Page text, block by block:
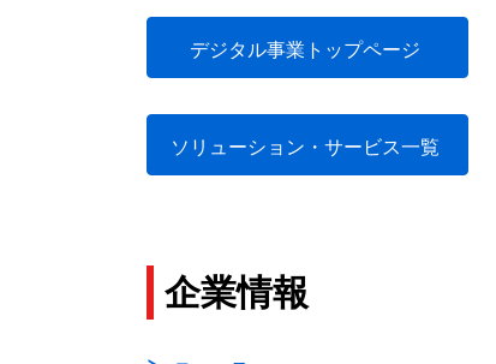
デジタル事業トップページ
ソリューション・サービス一覧
企業情報